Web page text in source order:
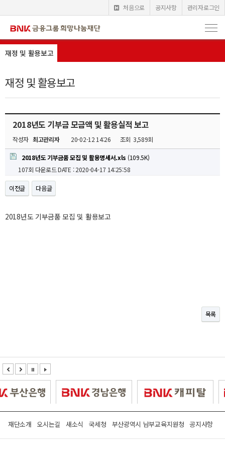
처음으로 공지사항 관리자로그인
재정 및 활용보고
재정 및 활용보고
2018년도 기부금 모금액 및 활용실적 보고
작성자 최고관리자 20-02-12 14:26 조회 3,589회
2018년도 기부금품 모집 및 활용명세서.xls (109.5K)
107회 다운로드DATE : 2020-04-17 14:25:58
이전글 다음글
2018년도 기부금품 모집 및 활용보고
목록
재단소개 오시는길 새소식 국세청 부산광역시 남부교육지원청 공지사항